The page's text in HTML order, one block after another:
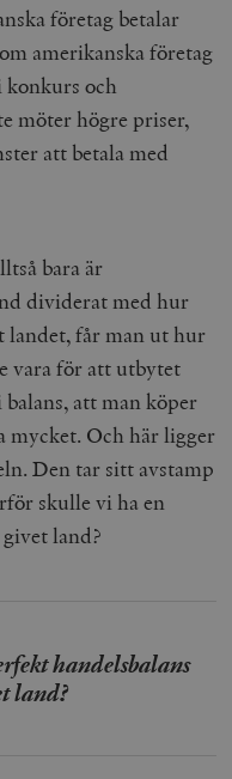
företag betalar
amerikanska företag
konkurs och
möter högre priser,
att betala med
bara är
dividerat med hur
får man ut hur
vara för att utbytet
att man köper
mycket. Och här ligger
Den tar sitt avstamp
skulle vi ha en
land?
handelsbalans
land?